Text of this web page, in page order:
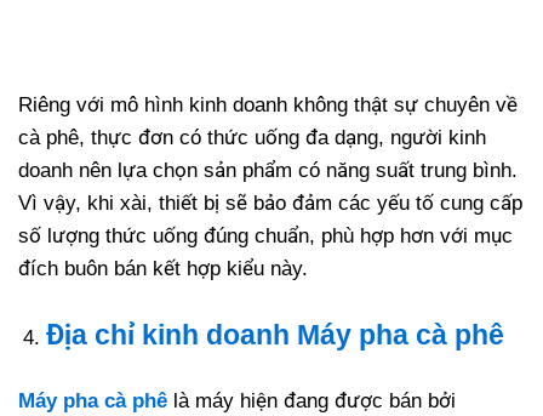
Riêng với mô hình kinh doanh không thật sự chuyên về
cà phê, thực đơn có thức uống đa dạng, người kinh
doanh nên lựa chọn sản phẩm có năng suất trung bình.
Vì vậy, khi xài, thiết bị sẽ bảo đảm các yếu tố cung cấp
số lượng thức uống đúng chuẩn, phù hợp hơn với mục
đích buôn bán kết hợp kiểu này.
Địa chỉ kinh doanh Máy pha cà phê
Máy pha cà phê là máy hiện đang được bán bởi